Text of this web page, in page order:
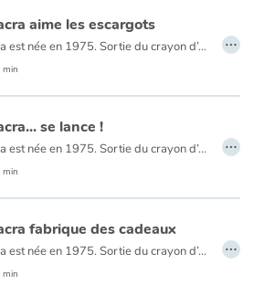
aime les escargots
Mimi cracra est née en 1975. Sortie du crayon d’Agnès Rosenstiehl pour le magazine “Pomme d’api”, cette petite fille aux joues roses et cheveux bruns à laquelle il est facile de s’identifier nous entraîne avec humour dans ses aventures quotidiennes. …
se lance !
Mimi cracra est née en 1975. Sortie du crayon d’Agnès Rosenstiehl pour le magazine “Pomme d’api”, cette petite fille aux joues roses et cheveux bruns à laquelle il est facile de s’identifier nous entraîne avec humour dans ses aventures quotidiennes. …
fabrique des cadeaux
Mimi cracra est née en 1975. Sortie du crayon d’Agnès Rosenstiehl pour le magazine “Pomme d’api”, cette petite fille aux joues roses et cheveux bruns à laquelle il est facile de s’identifier nous entraîne avec humour dans ses aventures quotidiennes. …